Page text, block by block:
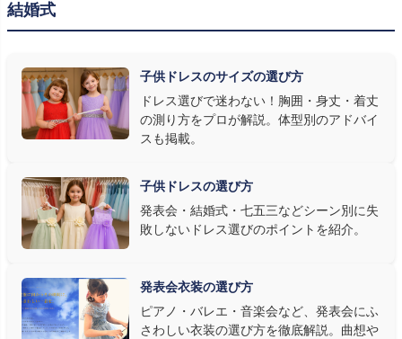
発表会の舞台は照明が強く、客席からは意外と色味が飛んで見え
ます。ネイビー・ブラック・深みのあるジュエルカラーはホールの照
す。またピアノ演奏なら落ち着いたシックなトーン、バイオリンやソ
ロ演奏なら華やかで視線を集めるデザイン、合唱やアンサンブル
なら衣装同士が調和するクラシカルな色合い、と演目に合わせた
③ 演奏の動きを妨げない設計か確認する
発表会ドレス選びで見落とされがちなのが"動きやすさ"です。ピ
アノならペダル操作を妨げない丈感、バイオリンなら弓を動かす
右腕のゆとり、管楽器なら胸元の締め付けがないこと——演奏の
質は衣装で変わります。Angel's Closetのレンタル衣装は、元ピ
アノ教師の店長が発表会・コンクールでのご使用を前提に厳選し
結婚式
子供ドレスのサイズの選び方
ドレス選びで迷わない！胸囲・身丈・着丈
の測り方をプロが解説。体型別のアドバイ
スも掲載。
子供ドレスの選び方
発表会・結婚式・七五三などシーン別に失
敗しないドレス選びのポイントを紹介。
発表会衣装の選び方
ピアノ・バレエ・音楽会など、発表会にふ
さわしい衣装の選び方を徹底解説。曲想や